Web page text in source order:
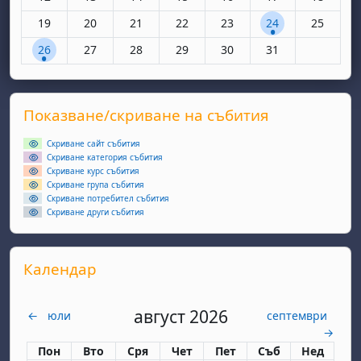
Няма събития, понеделник, 19 май
19 Няма събития, вторник, 20 май
20 Няма събития, сряда, 21 май
21 Няма събития, четвъртък, 22 май
22 Няма събития, петък, 23
23 1 събитие,
24 Няма
25
1 събитие, понеделник, 26 май
26 Няма събития, вторник, 27 май
27 Няма събития, сряда, 28 май
28 Няма събития, четвъртък, 29 май
29 Няма събития, петък, 30
30 Няма събития,
31
Supplementary blocks
Прескочи Показване/скриване на събития
Показване/скриване на събития
Скриване сайт събития
Скриване категория събития
Скриване курс събития
Скриване група събития
Скриване потребител събития
Скриване други събития
Прескочи Календар
Календар
← юли август 2026
септември
→
Понеделник
Пон вторник
Вто сряда
Сря четвъртък
Чет петък
Пет събота
Съб неделя
Нед